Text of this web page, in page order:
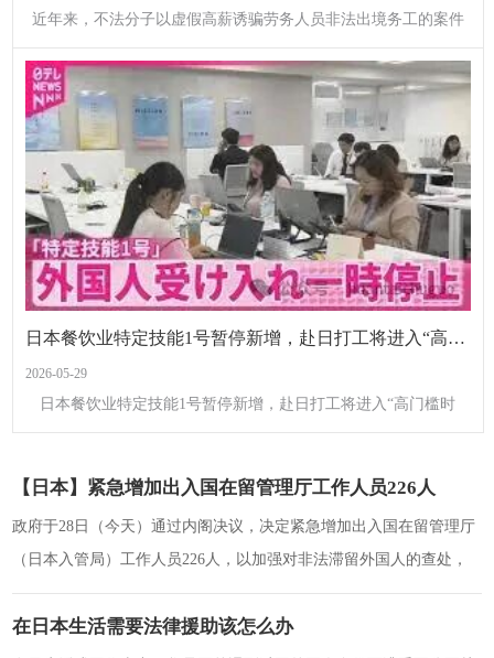
近年来，不法分子以虚假高薪诱骗劳务人员非法出境务工的案件
时有发生，严重侵害了群众的合法权益。为切实提高广大劳务人
员的风险防范意识，普及对外劳务合作政策法规，商务
日本餐饮业特定技能1号暂停新增，赴日打工将进入“高门槛时代”？
2026-05-29
日本餐饮业特定技能1号暂停新增，赴日打工将进入“高门槛时
代”？ 日本法务省宣布：自2026年4月13日起，原则上暂停餐
【日本】紧急增加出入国在留管理厅工作人员226人
政府于28日（今天）通过内阁决议，决定紧急增加出入国在留管理厅
（日本入管局）工作人员226人，以加强对非法滞留外国人的查处，
并防止通过不正当手段获取在留资格。目
在日本生活需要法律援助该怎么办